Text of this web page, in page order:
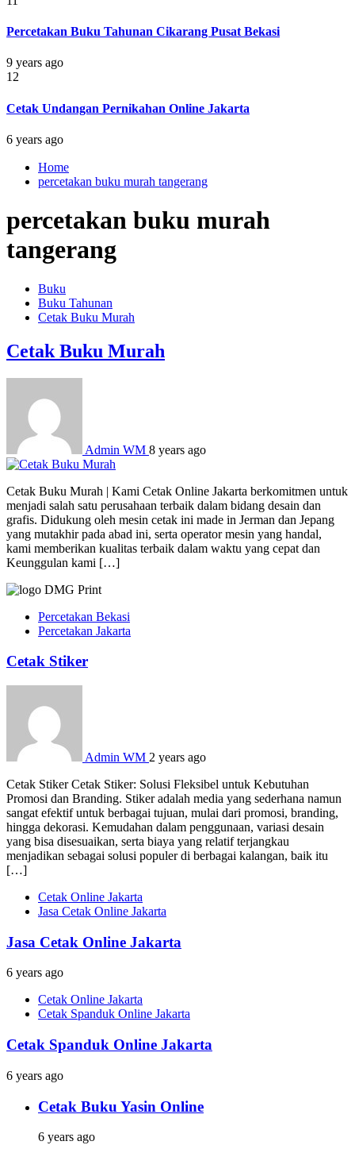
Percetakan Buku Tahunan Cikarang Pusat Bekasi
9 years ago
12
Cetak Undangan Pernikahan Online Jakarta
6 years ago
Home
percetakan buku murah tangerang
percetakan buku murah
tangerang
Buku
Buku Tahunan
Cetak Buku Murah
Cetak Buku Murah
Admin WM 8 years ago
Cetak Buku Murah | Kami Cetak Online Jakarta berkomitmen untuk
menjadi salah satu perusahaan terbaik dalam bidang desain dan
grafis. Didukung oleh mesin cetak ini made in Jerman dan Jepang
yang mutakhir pada abad ini, serta operator mesin yang handal,
kami memberikan kualitas terbaik dalam waktu yang cepat dan
Keunggulan kami […]
Percetakan Bekasi
Percetakan Jakarta
Cetak Stiker
Admin WM 2 years ago
Cetak Stiker Cetak Stiker: Solusi Fleksibel untuk Kebutuhan
Promosi dan Branding. Stiker adalah media yang sederhana namun
sangat efektif untuk berbagai tujuan, mulai dari promosi, branding,
hingga dekorasi. Kemudahan dalam penggunaan, variasi desain
yang bisa disesuaikan, serta biaya yang relatif terjangkau
menjadikan sebagai solusi populer di berbagai kalangan, baik itu
[…]
Cetak Online Jakarta
Jasa Cetak Online Jakarta
Jasa Cetak Online Jakarta
6 years ago
Cetak Online Jakarta
Cetak Spanduk Online Jakarta
Cetak Spanduk Online Jakarta
6 years ago
Cetak Buku Yasin Online
6 years ago